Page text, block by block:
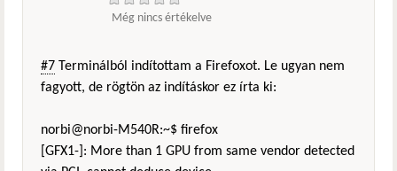
Még nincs értékelve
#7 Terminálból indítottam a Firefoxot. Le ugyan nem
fagyott, de rögtön az indításkor ez írta ki:
norbi@norbi-M540R:~$ firefox
[GFX1-]: More than 1 GPU from same vendor detected